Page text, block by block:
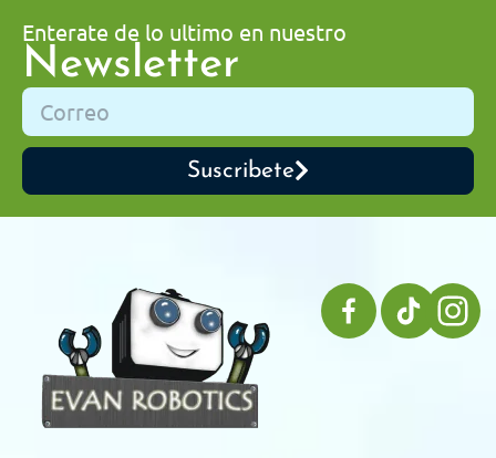
Enterate de lo ultimo en nuestro
Newsletter
Suscribete